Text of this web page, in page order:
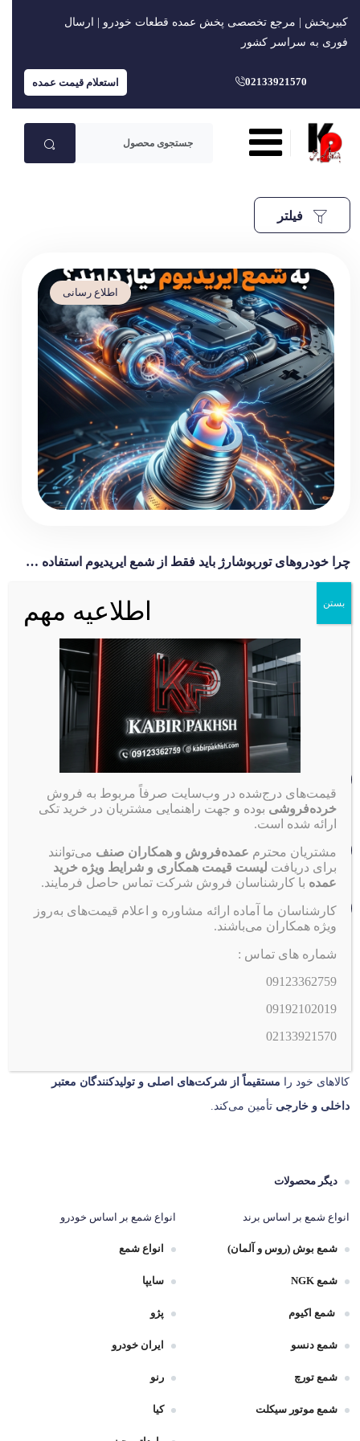
کبیرپخش | مرجع تخصصی پخش عمده قطعات خودرو | ارسال
فوری به سراسر کشور
02133921570 استعلام قیمت عمده
فیلتر
اطلاع رسانی
چرا خودروهای توربوشارژ باید فقط از شمع ایریدیوم استفاده کنند؟ (بررسی علمی و فنی)
توربوشارژر، هیولایی که نیاز به مهار دارد! امروزه با نگاهی به خیابان‌ها
می‌بینیم که دوران موتورهای تنفس طبیعی (اتمسفریک) در حال گذر است و
خودروهای توربوشارژ (از دنا پلاس و شاهین گرفته تا انواع کراس‌اوورهای
چینی) سهم عمده‌ای از […]
0912 3362759
021 33921570
۹:۰۰ الی ۱۷:۰۰
انتهای کوچه قدیم نوائی
مجموعه کبیر پخش از سال 1383
مستقیم لوازم مصرفی خودرو آغاز کرده است.
این مجموعه با هدف تأمین سریع، بی‌واسطه و مطمئن محصولات
پرمصرف خودرو، همچون
کالاهای خود را مستقیماً از شرکت‌های اصلی و تولیدکنندگان معتبر
داخلی و خارجی تأمین می‌کند.
دیگر محصولات
انواع شمع بر اساس برند
شمع بوش (روس و آلمان)
شمع NGK
شمع اکیوم
شمع دنسو
شمع تورچ
شمع موتور سیکلت
انواع شمع بر اساس خودرو
انواع شمع
سایپا
پژو
ایران خودرو
رنو
کیا
اطلاعیه مهم
قیمت‌های درج‌شده در وب‌سایت صرفاً مربوط به فروش
خرده‌فروشی بوده و جهت راهنمایی مشتریان در خرید تکی
ارائه شده است.
مشتریان محترم عمده‌فروش و همکاران صنف می‌توانند
برای دریافت لیست قیمت همکاری و شرایط ویژه خرید
عمده با کارشناسان فروش شرکت تماس حاصل فرمایند.
کارشناسان ما آماده ارائه مشاوره و اعلام قیمت‌های به‌روز
ویژه همکاران می‌باشند.
شماره های تماس :
09123362759
09192102019
02133921570
بستن